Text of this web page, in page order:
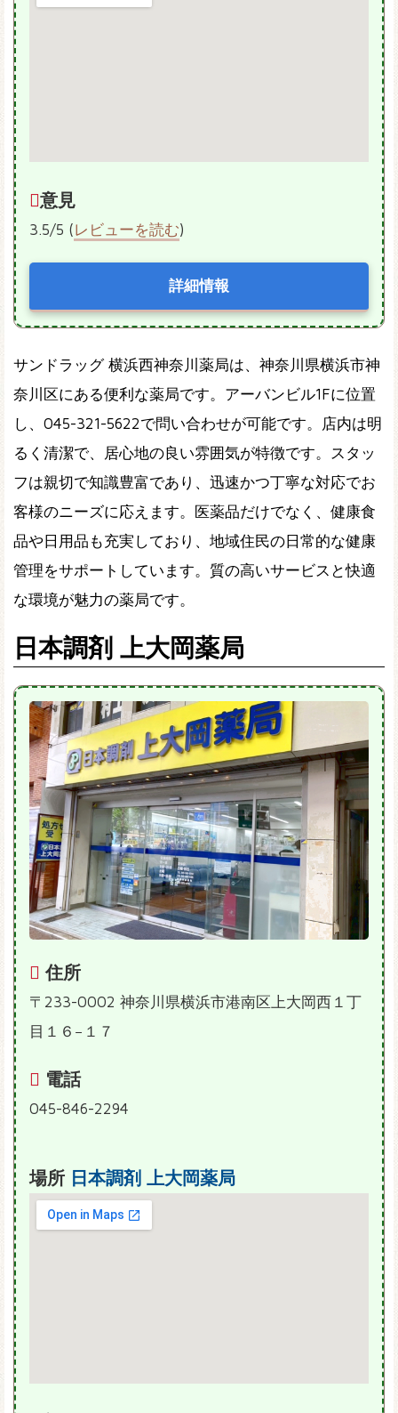
意見
3.5/5 (レビューを読む)
詳細情報
サンドラッグ 横浜西神奈川薬局は、神奈川県横浜市神
奈川区にある便利な薬局です。アーバンビル1Fに位置
し、045-321-5622で問い合わせが可能です。店内は明
るく清潔で、居心地の良い雰囲気が特徴です。スタッ
フは親切で知識豊富であり、迅速かつ丁寧な対応でお
客様のニーズに応えます。医薬品だけでなく、健康食
品や日用品も充実しており、地域住民の日常的な健康
管理をサポートしています。質の高いサービスと快適
な環境が魅力の薬局です。
日本調剤 上大岡薬局
住所
〒233-0002 神奈川県横浜市港南区上大岡西１丁
目１６−１７
電話
045-846-2294
場所 日本調剤 上大岡薬局